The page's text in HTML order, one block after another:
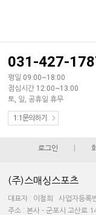
031-427-
평일 09:00~18:00
점심시간 12:00~13:00
토, 일, 공휴일 휴무
1:1문의하기
로그인
(주)스매싱스포츠
대표자 : 이철희 사업자등록
주소 : 본사 - 군포시 고산로